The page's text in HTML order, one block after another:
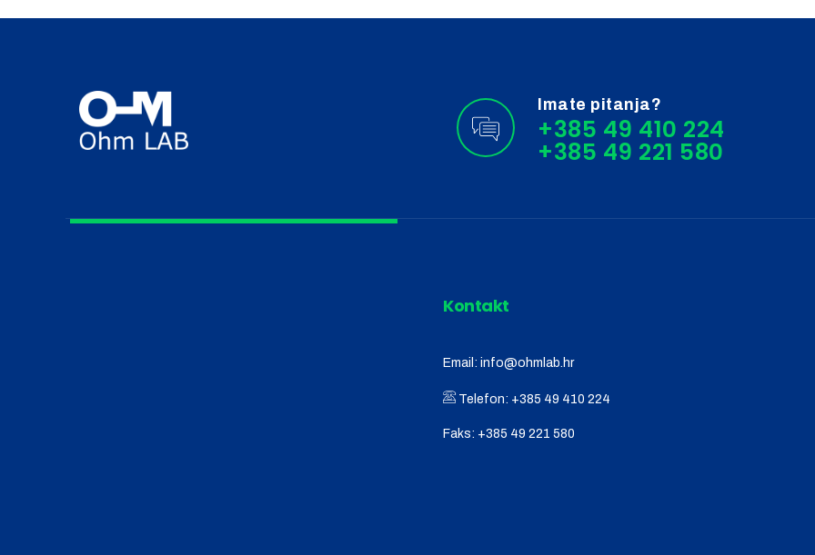
Imate pitanja?
+385 49 410 224
Kontakt
Email: info@ohmlab.hr
Telefon: +385 49 410 224
Faks: +385 49 221 580